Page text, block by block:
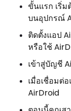
ขั้นแรก เริ่
บนอุปกรณ์
ติดตั้งแอป
หรือใช้
เข้าสู่บัญชี
เมื่อเชื่อมต่
AirDroid